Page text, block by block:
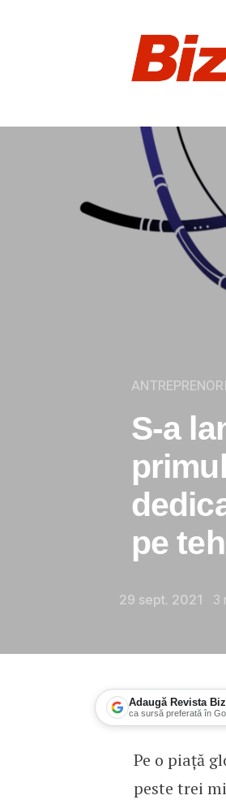
ANTREPRENORI
S-a
pe
29 sept. 2021 3
Adaugă Revista Biz
ca sursă preferată în
S-a
Pe o piață
peste trei